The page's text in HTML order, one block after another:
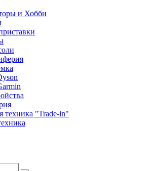
и Хобби
техника "Trade-in"